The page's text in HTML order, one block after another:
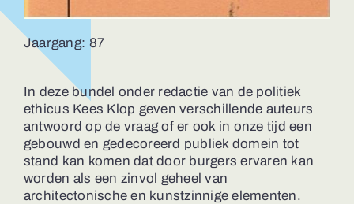
Jaargang: 87
In deze bundel onder redactie van de politiek
ethicus Kees Klop geven verschillende auteurs
antwoord op de vraag of er ook in onze tijd een
gebouwd en gedecoreerd publiek domein tot
stand kan komen dat door burgers ervaren kan
worden als een zinvol geheel van
architectonische en kunstzinnige elementen.